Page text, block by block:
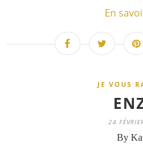
En
JE VOUS
24
By